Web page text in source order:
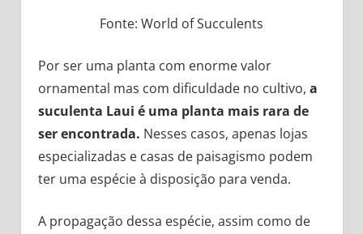
Fonte: World of Succulents
Por ser uma planta com enorme valor
ornamental mas com dificuldade no cultivo, a
suculenta Laui é uma planta mais rara de
ser encontrada. Nesses casos, apenas lojas
especializadas e casas de paisagismo podem
ter uma espécie à disposição para venda.
A propagação dessa espécie, assim como de